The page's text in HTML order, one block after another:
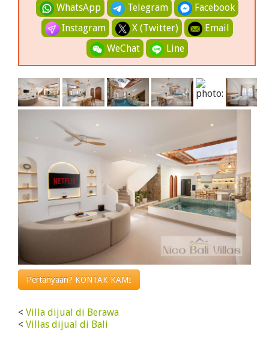
WhatsApp
Telegram
Facebook
Instagram
X (Twitter)
Email
WeChat
Line
Pertanyaan? KONTAK KAMI
< Villa dijual di Berawa
< Villas dijual di Bali